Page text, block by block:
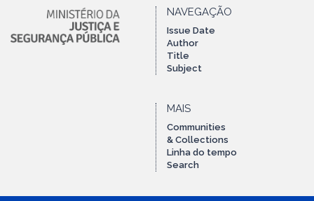
NAVEGAÇÃO
Issue Date
Author
Title
Subject
MAIS
Communities
& Collections
Linha do tempo
Search